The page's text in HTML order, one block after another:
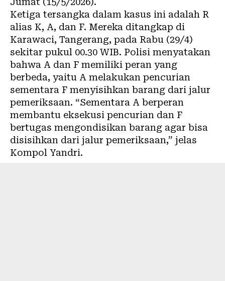
Ketiga tersangka dalam kasus ini adalah R
alias K, A, dan F. Mereka ditangkap di
Karawaci, Tangerang, pada Rabu (29/4)
sekitar pukul 00.30 WIB. Polisi menyatakan
bahwa A dan F memiliki peran yang
berbeda, yaitu A melakukan pencurian
sementara F menyisihkan barang dari jalur
pemeriksaan. “Sementara A berperan
membantu eksekusi pencurian dan F
bertugas mengondisikan barang agar bisa
disisihkan dari jalur pemeriksaan,” jelas
Kompol Yandri.